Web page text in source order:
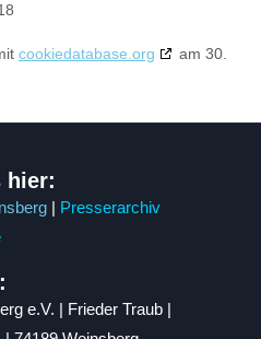
cookiedatabase.org
am 30.
hier:
Presserarchiv
e.V. | Frieder Traub |